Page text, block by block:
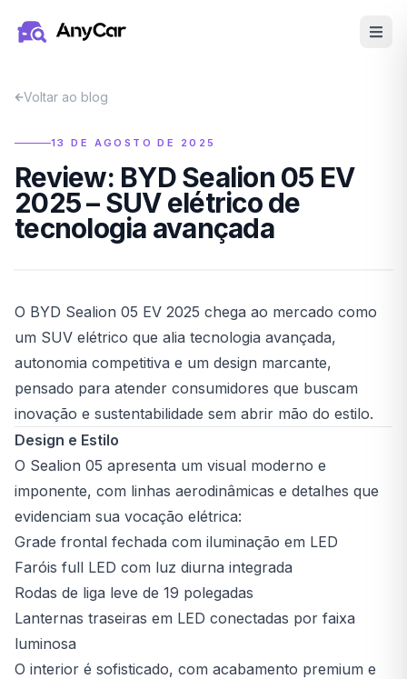
Voltar ao blog
13 DE AGOSTO DE 2025
Review: BYD Sealion 05 EV
2025 – SUV elétrico de
tecnologia avançada
O BYD Sealion 05 EV 2025 chega ao mercado como
um SUV elétrico que alia tecnologia avançada,
autonomia competitiva e um design marcante,
pensado para atender consumidores que buscam
inovação e sustentabilidade sem abrir mão do estilo.
Design e Estilo
O Sealion 05 apresenta um visual moderno e
imponente, com linhas aerodinâmicas e detalhes que
evidenciam sua vocação elétrica:
Grade frontal fechada com iluminação em LED
Faróis full LED com luz diurna integrada
Rodas de liga leve de 19 polegadas
Lanternas traseiras em LED conectadas por faixa
luminosa
O interior é sofisticado, com acabamento premium e